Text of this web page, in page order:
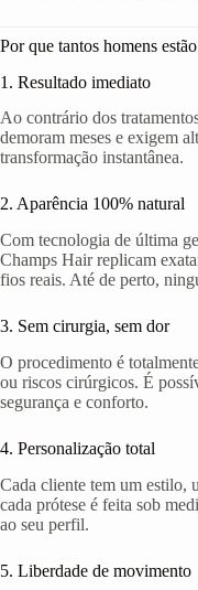
Por que tantos homens
1. Resultado imediato
Ao contrário dos
demoram meses e exigem
transformação instantânea.
2. Aparência 100% natural
Com tecnologia de última
Champs Hair replicam
fios reais. Até de perto,
3. Sem cirurgia, sem dor
O procedimento é
ou riscos cirúrgicos. É
segurança e conforto.
4. Personalização total
Cada cliente tem um estilo,
cada prótese é feita sob
ao seu perfil.
5. Liberdade de movimento